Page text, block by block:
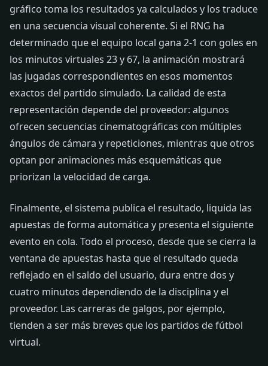
gráfico toma los resultados ya calculados y los traduce
en una secuencia visual coherente. Si el RNG ha
determinado que el equipo local gana 2-1 con goles en
los minutos virtuales 23 y 67, la animación mostrará
las jugadas correspondientes en esos momentos
exactos del partido simulado. La calidad de esta
representación depende del proveedor: algunos
ofrecen secuencias cinematográficas con múltiples
ángulos de cámara y repeticiones, mientras que otros
optan por animaciones más esquemáticas que
priorizan la velocidad de carga.
Finalmente, el sistema publica el resultado, liquida las
apuestas de forma automática y presenta el siguiente
evento en cola. Todo el proceso, desde que se cierra la
ventana de apuestas hasta que el resultado queda
reflejado en el saldo del usuario, dura entre dos y
cuatro minutos dependiendo de la disciplina y el
proveedor. Las carreras de galgos, por ejemplo,
tienden a ser más breves que los partidos de fútbol
virtual.